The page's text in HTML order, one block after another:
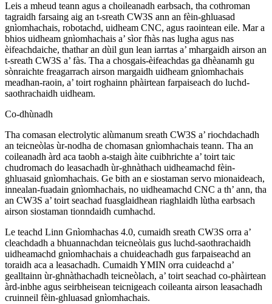
Leis a mheud teann agus a choileanadh earbsach, tha cothroman
tagraidh farsaing aig an t-sreath CW3S ann an fèin-ghluasad
gnìomhachais, robotachd, uidheam CNC, agus raointean eile. Mar a
bhios uidheam gnìomhachais a’ sìor fhàs nas lugha agus nas
èifeachdaiche, thathar an dùil gun lean iarrtas a’ mhargaidh airson an
t-sreath CW3S a’ fàs. Tha a chosgais-èifeachdas ga dhèanamh gu
sònraichte freagarrach airson margaidh uidheam gnìomhachais
meadhan-raoin, a’ toirt roghainn phàirtean farpaiseach do luchd-
saothrachaidh uidheam.
Co-dhùnadh
Tha comasan electrolytic alùmanum sreath CW3S a’ riochdachadh
an teicneòlas ùr-nodha de chomasan gnìomhachais teann. Tha an
coileanadh àrd aca taobh a-staigh àite cuibhrichte a’ toirt taic
chudromach do leasachadh ùr-ghnàthach uidheamachd fèin-
ghluasaid gnìomhachais. Ge bith an e siostaman servo mionaideach,
innealan-fuadain gnìomhachais, no uidheamachd CNC a th’ ann, tha
an CW3S a’ toirt seachad fuasglaidhean riaghlaidh lùtha earbsach
airson siostaman tionndaidh cumhachd.
Le teachd Linn Gnìomhachas 4.0, cumaidh sreath CW3S orra a’
cleachdadh a bhuannachdan teicneòlais gus luchd-saothrachaidh
uidheamachd gnìomhachais a chuideachadh gus farpaiseachd an
toraidh aca a leasachadh. Cumaidh YMIN orra cuideachd a’
gealltainn ùr-ghnàthachadh teicneòlach, a’ toirt seachad co-phàirtean
àrd-inbhe agus seirbheisean teicnigeach coileanta airson leasachadh
cruinneil fèin-ghluasad gnìomhachais.